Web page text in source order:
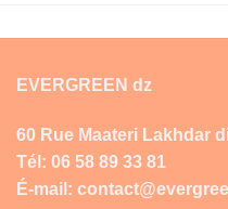
EVERGREEN dz
60 Rue Maateri Lakhdar
Tél: 06 58 89 33 81
É-mail: